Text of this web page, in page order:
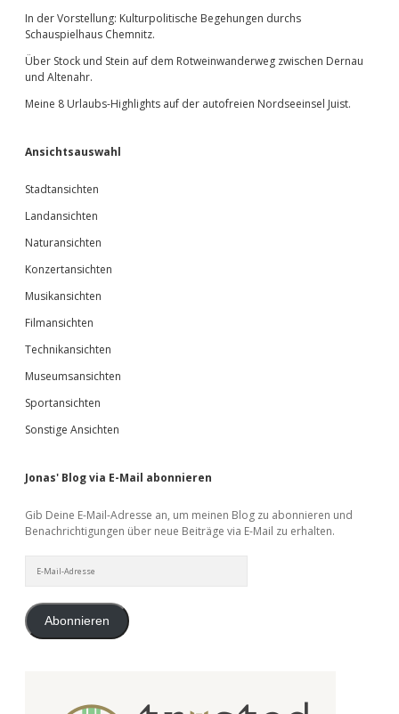
In der Vorstellung: Kulturpolitische Begehungen durchs
Schauspielhaus Chemnitz.
Über Stock und Stein auf dem Rotweinwanderweg zwischen Dernau
und Altenahr.
Meine 8 Urlaubs-Highlights auf der autofreien Nordseeinsel Juist.
Ansichtsauswahl
Stadtansichten
Landansichten
Naturansichten
Konzertansichten
Musikansichten
Filmansichten
Technikansichten
Museumsansichten
Sportansichten
Sonstige Ansichten
Jonas' Blog via E-Mail abonnieren
Gib Deine E-Mail-Adresse an, um meinen Blog zu abonnieren und
Benachrichtigungen über neue Beiträge via E-Mail zu erhalten.
Mail-
Abonnieren